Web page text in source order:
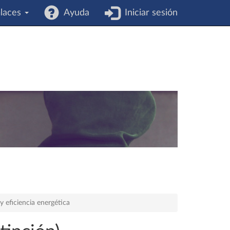
Ayuda Iniciar sesión
eficiencia energética